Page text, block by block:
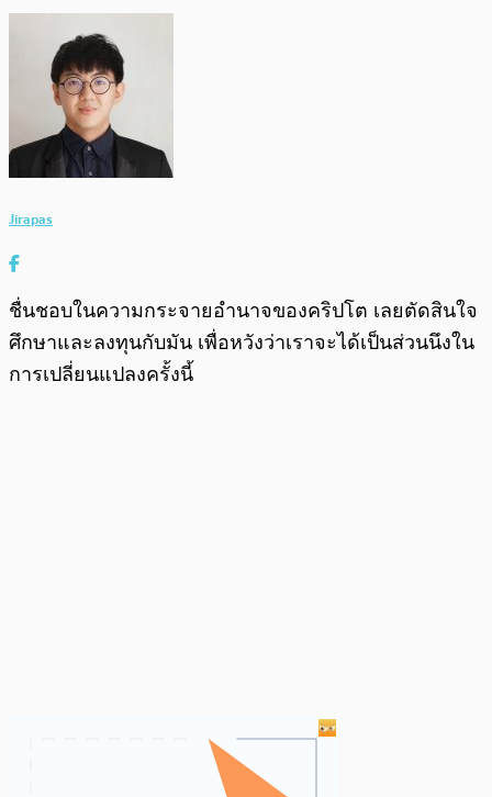
Jirapas
ชื่นชอบในความกระจายอำนาจของคริปโต เลยตัดสินใจ
ศึกษาและลงทุนกับมัน เพื่อหวังว่าเราจะได้เป็นส่วนนึงใน
การเปลี่ยนแปลงครั้งนี้